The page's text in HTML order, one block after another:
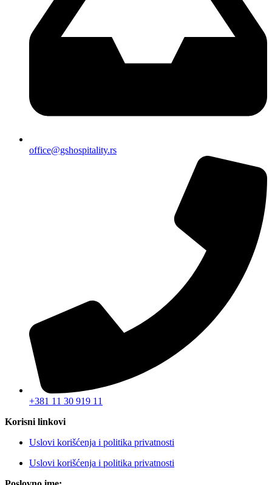
office@gshospitality.rs
+381 11 30 919 11
Korisni linkovi
Uslovi korišćenja i politika privatnosti
Uslovi korišćenja i politika privatnosti